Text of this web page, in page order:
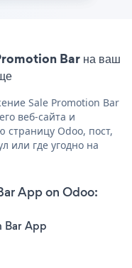
Bar на ваш
Sale Promotion Bar
веб-сайта и
страницу Odoo, пост,
или где угодно на
App on Odoo:
Bar App